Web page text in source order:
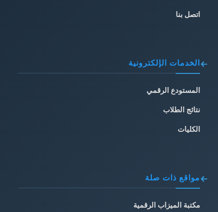
اتصل بنا
الخدمات الإلكترونية
المستودع الرقمي
نتائج الطلاب
الكليات
مواقع ذات صلة
مكتبة الميزاب الرقمية